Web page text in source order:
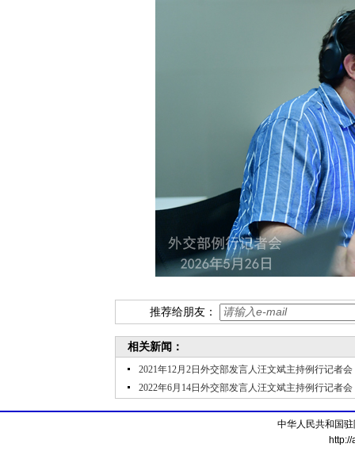
推荐给朋友：
相关新闻：
2021年12月2日外交部发言人汪文斌主持例行记者会
2022年6月14日外交部发言人汪文斌主持例行记者会
中华人民共和国